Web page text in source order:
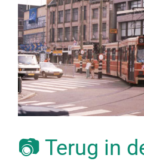
📷 Terug in